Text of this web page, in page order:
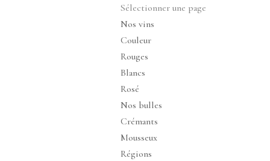
Sélectionner une page
Nos vins
Couleur
Rouges
Blancs
Rosé
Nos bulles
Crémants
Mousseux
Régions